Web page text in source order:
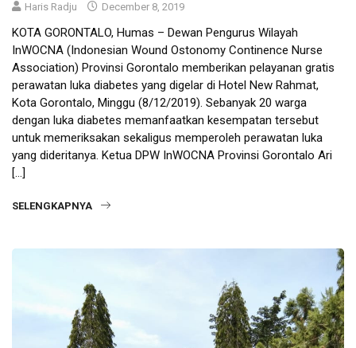
Haris Radju December 8, 2019
KOTA GORONTALO, Humas – Dewan Pengurus Wilayah
InWOCNA (Indonesian Wound Ostonomy Continence Nurse
Association) Provinsi Gorontalo memberikan pelayanan gratis
perawatan luka diabetes yang digelar di Hotel New Rahmat,
Kota Gorontalo, Minggu (8/12/2019). Sebanyak 20 warga
dengan luka diabetes memanfaatkan kesempatan tersebut
untuk memeriksakan sekaligus memperoleh perawatan luka
yang dideritanya. Ketua DPW InWOCNA Provinsi Gorontalo Ari
[…]
SELENGKAPNYA